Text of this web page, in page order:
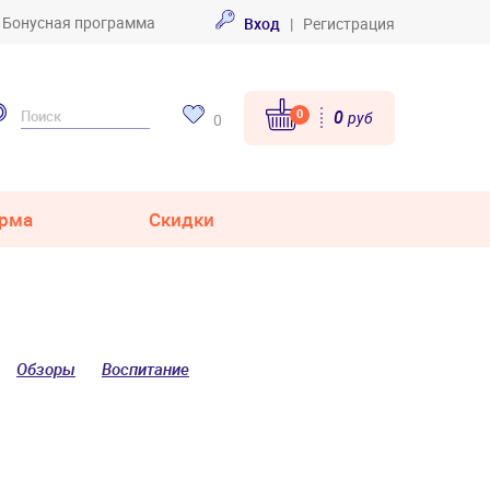
Бонусная программа Вход | Регистрация
0 0 0 руб
Скидки
Обзоры Воспитание